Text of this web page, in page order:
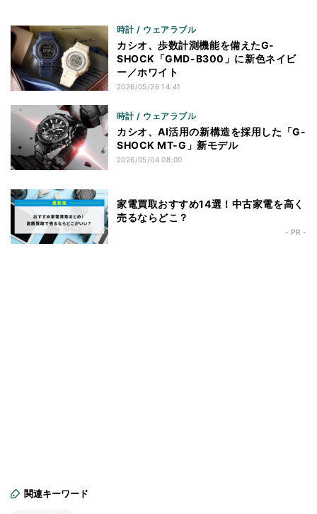
時計 / ウェアラブル
カシオ、歩数計測機能を備えたG-
SHOCK「GMD-B300」に新色ネイビ
ー／ホワイト
2026/05/26 14:41
時計 / ウェアラブル
カシオ、AI活用の新構造を採用した「G-
SHOCK MT-G」新モデル
2026/05/04 08:00
家電買取おすすめ14選！中古家電を高く
売るならどこ？
- PR -
関連キーワード